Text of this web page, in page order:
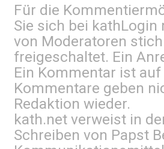
Für die
Sie sich bei kathLogin
von Moderatoren
freigeschaltet. Ein
Ein Kommentar ist
Kommentare geben
Redaktion wieder.
kath.net verweist in
Schreiben von Papst